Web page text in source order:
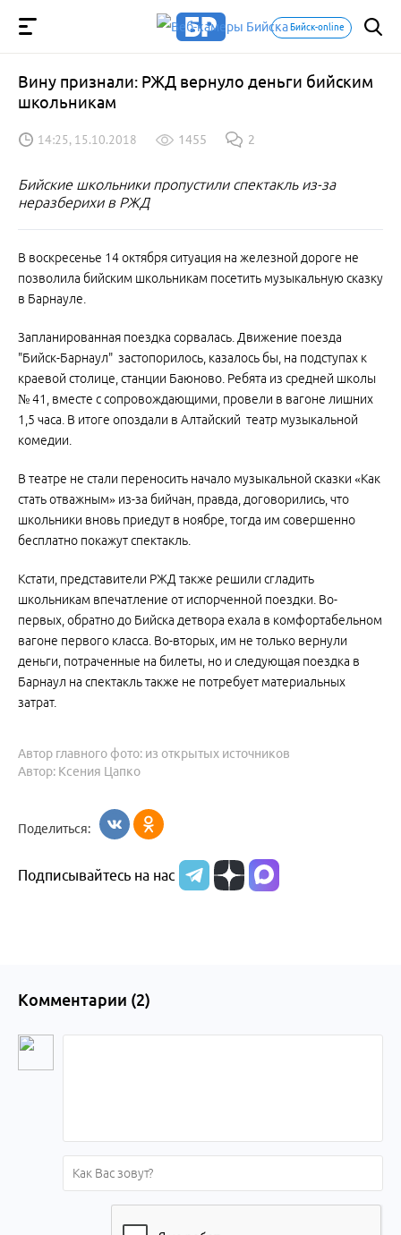
Бийск-online
Вину признали: РЖД вернуло деньги бийским
школьникам
14:25, 15.10.2018 1455 2
Бийские школьники пропустили спектакль из-за
неразберихи в РЖД
В воскресенье 14 октября ситуация на железной дороге не
позволила бийским школьникам посетить музыкальную сказку
в Барнауле.
Запланированная поездка сорвалась. Движение поезда
"Бийск-Барнаул" застопорилось, казалось бы, на подступах к
краевой столице, станции Баюново. Ребята из средней школы
№ 41, вместе с сопровождающими, провели в вагоне лишних
1,5 часа. В итоге опоздали в Алтайский театр музыкальной
комедии.
В театре не стали переносить начало музыкальной сказки «Как
стать отважным» из-за бийчан, правда, договорились, что
школьники вновь приедут в ноябре, тогда им совершенно
бесплатно покажут спектакль.
Кстати, представители РЖД также решили сгладить
школьникам впечатление от испорченной поездки. Во-
первых, обратно до Бийска детвора ехала в комфортабельном
вагоне первого класса. Во-вторых, им не только вернули
деньги, потраченные на билеты, но и следующая поездка в
Барнаул на спектакль также не потребует материальных
затрат.
Автор: Ксения Цапко
Автор главного фото: из открытых источников
Поделиться:
Подписывайтесь на нас
Комментарии (2)